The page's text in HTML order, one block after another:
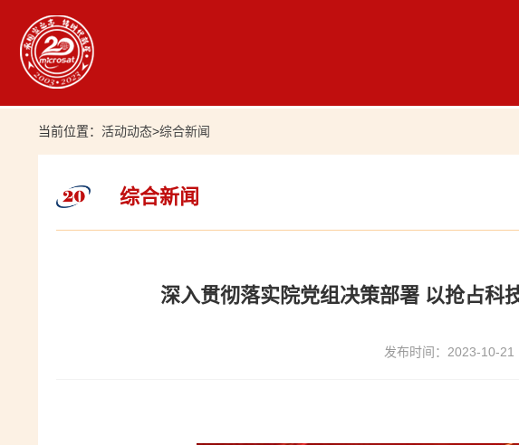
当前位置： 活动动态>综合新闻
综合新闻
深入贯彻落实院党组决策部署 以抢占科
发布时间：2023-10-21